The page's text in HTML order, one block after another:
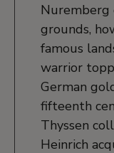
Nuremberg
grounds,
famous
warrior
German
fifteenth
Thyssen
Heinrich